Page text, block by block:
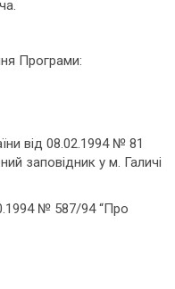
Програми:
від 08.02.1994 № 81
заповідник у м. Галичі
№ 587/94 “Про